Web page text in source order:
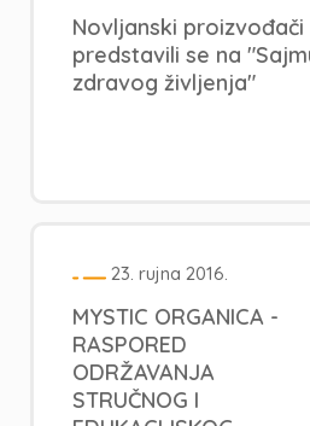
Novljanski proizvođači
predstavili se na
zdravog življenja"
23. rujna 2016.
MYSTIC ORGANICA -
RASPORED
ODRŽAVANJA
STRUČNOG I